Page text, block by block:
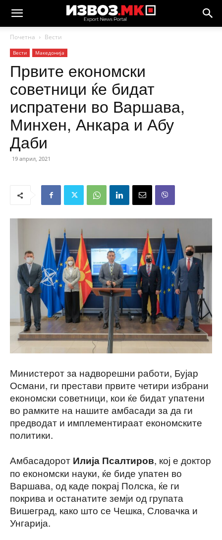
Почетна Вести
Вести Македонија
Првите економски
советници ќе бидат
испратени во Варшава,
Минхен, Анкара и Абу
Даби
19 април, 2021
Министерот за надворешни работи, Бујар
Османи, ги престави првите четири избрани
економски советници, кои ќе бидат упатени
во рамките на нашите амбасади за да ги
предводат и имплементираат економските
политики.
Амбасадорот Илија Псалтиров, кој е доктор
по економски науки, ќе биде упатен во
Варшава, од каде покрај Полска, ќе ги
покрива и останатите земји од групата
Вишеград, како што се Чешка, Словачка и
Унгарија.